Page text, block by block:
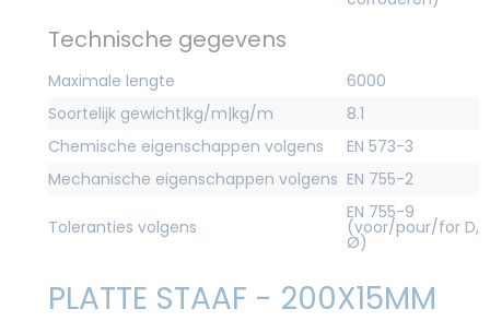
Technische gegevens
Maximale lengte
6000
Soortelijk gewicht|kg/m|kg/m
8.1
Chemische eigenschappen volgens
EN 573-3
Mechanische eigenschappen volgens EN 755-2
Toleranties volgens
EN 755-9
(voor/pour/for D,
Ø)
PLATTE STAAF - 200X15MM